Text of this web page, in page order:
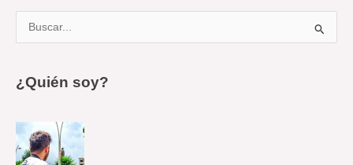
r
p
¿Quién soy?